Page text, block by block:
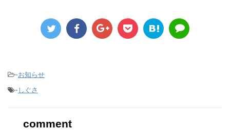
-お知らせ
-しぐさ
comment